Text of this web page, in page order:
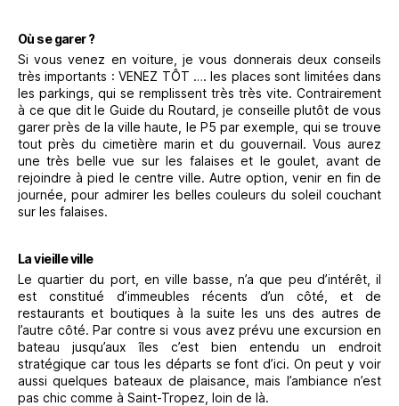
Où se garer ?
Si vous venez en voiture, je vous donnerais deux conseils
très importants : VENEZ TÔT …. les places sont limitées dans
les parkings, qui se remplissent très très vite. Contrairement
à ce que dit le Guide du Routard, je conseille plutôt de vous
garer près de la ville haute, le P5 par exemple, qui se trouve
tout près du cimetière marin et du gouvernail. Vous aurez
une très belle vue sur les falaises et le goulet, avant de
rejoindre à pied le centre ville. Autre option, venir en fin de
journée, pour admirer les belles couleurs du soleil couchant
sur les falaises.
La vieille ville
Le quartier du port, en ville basse, n’a que peu d’intérêt, il
est constitué d’immeubles récents d’un côté, et de
restaurants et boutiques à la suite les uns des autres de
l’autre côté. Par contre si vous avez prévu une excursion en
bateau jusqu’aux îles c’est bien entendu un endroit
stratégique car tous les départs se font d’ici. On peut y voir
aussi quelques bateaux de plaisance, mais l’ambiance n’est
pas chic comme à Saint-Tropez, loin de là.